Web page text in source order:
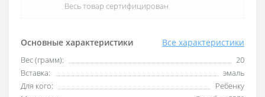
Основные характеристики Все характеристики
Вес (грамм):
20
Вставка:
эмаль
Для кого:
Ребенку
Весь товар сертифицирован